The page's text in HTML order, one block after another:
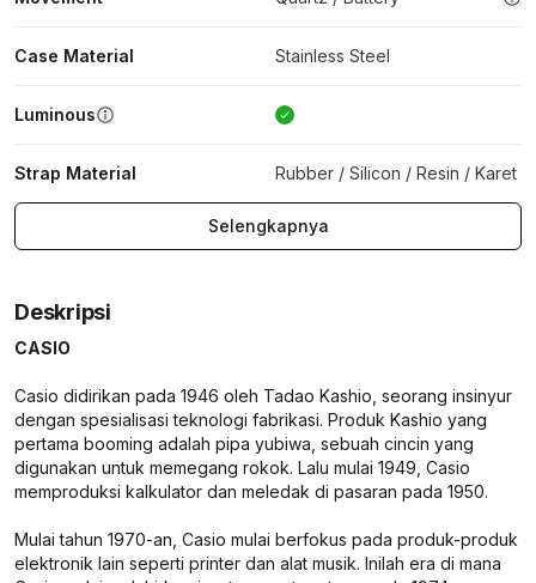
Case Material Stainless Steel
Luminous
Strap Material Rubber / Silicon / Resin / Karet
Selengkapnya
Deskripsi
CASIO
Casio didirikan pada 1946 oleh Tadao Kashio, seorang insinyur
dengan spesialisasi teknologi fabrikasi. Produk Kashio yang
pertama booming adalah pipa yubiwa, sebuah cincin yang
digunakan untuk memegang rokok. Lalu mulai 1949, Casio
memproduksi kalkulator dan meledak di pasaran pada 1950.
Mulai tahun 1970-an, Casio mulai berfokus pada produk-produk
elektronik lain seperti printer dan alat musik. Inilah era di mana